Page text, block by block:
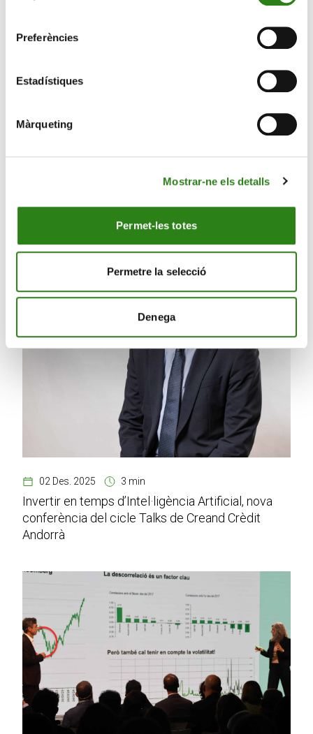
Preferències
Estadístiques
Màrqueting
Mostrar-ne els detalls
Permet-les totes
Permetre la selecció
Denega
12 Des. 2025 2 min
L’impacte de la IA en l’economia i els riscos
02 Des. 2025 3 min
Invertir en temps d’Intel·ligència Artificial, nova
conferència del cicle Talks de Creand Crèdit
Andorrà